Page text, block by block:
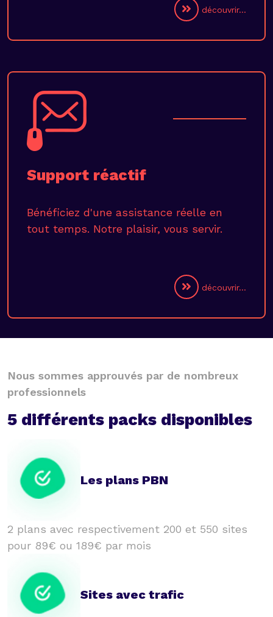
découvrir...
Support réactif
Bénéficiez d'une assistance réelle en
tout temps. Notre plaisir, vous servir.
découvrir...
Nous sommes approuvés par de nombreux
professionnels
5 différents packs disponibles
Les plans PBN
2 plans avec respectivement 200 et 550 sites
pour 89€ ou 189€ par mois
Sites avec trafic